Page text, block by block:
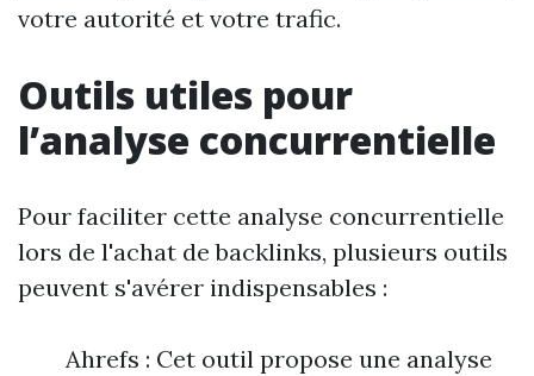
votre autorité et votre trafic.
Outils utiles pour
l’analyse concurrentielle
Pour faciliter cette analyse concurrentielle
lors de l'achat de backlinks, plusieurs outils
peuvent s'avérer indispensables :
Ahrefs : Cet outil propose une analyse